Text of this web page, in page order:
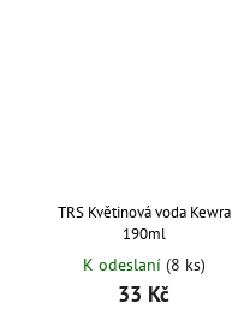
TRS Květinová voda Kewra
190ml
K odeslaní (8 ks)
33 Kč